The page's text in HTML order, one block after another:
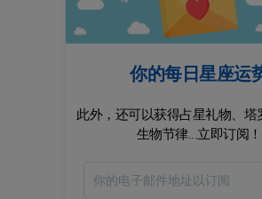
你的每日星座运
此外，还可以获得占星礼物、塔
生物节律...立即订阅！